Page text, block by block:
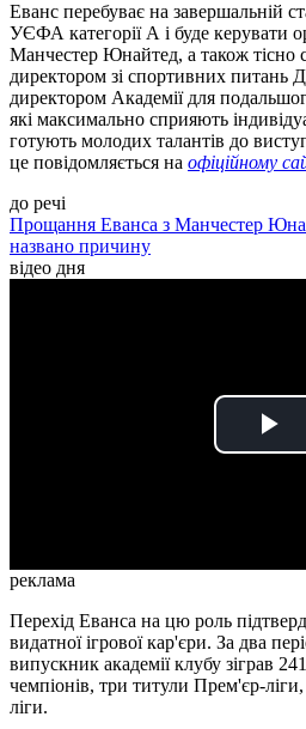
Еванс перебуває на завершальній
УЄФА категорії А і буде керувати
Манчестер Юнайтед, а також тісно
директором зі спортивних питань
директором Академії для
які максимально сприяють
готують молодих талантів до
це повідомляється на офіційному
до речі
Прощання Еванса з Манчестер
названо причину
відео дня
реклама
Перехід Еванса на цю роль
видатної ігрової кар'єри. За два
випускник академії клубу зіграв
чемпіонів, три титули Прем'єр-
ліги.